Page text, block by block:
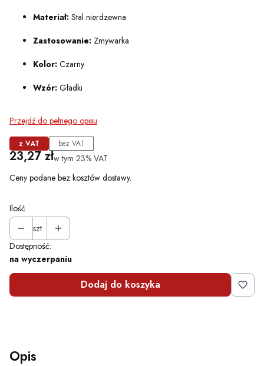
Materiał: Stal nierdzewna
Zastosowanie: Zmywarka
Kolor: Czarny
Wzór: Gładki
Przejdź do pełnego opisu
z VAT bez VAT
Cena
23,27 złw tym 23% VAT
w tym 23% VAT
Ceny podane bez kosztów dostawy.
Ilość
szt.
Dostępność:
na wyczerpaniu
Dodaj do koszyka
Opis